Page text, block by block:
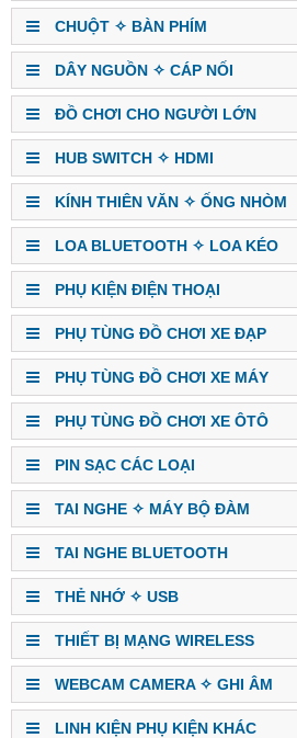
CHUỘT ✧ BÀN PHÍM
DÂY NGUỒN ✧ CÁP NỐI
ĐỒ CHƠI CHO NGƯỜI LỚN
HUB SWITCH ✧ HDMI
KÍNH THIÊN VĂN ✧ ỐNG NHÒM
LOA BLUETOOTH ✧ LOA KÉO
PHỤ KIỆN ĐIỆN THOẠI
PHỤ TÙNG ĐỒ CHƠI XE ĐẠP
PHỤ TÙNG ĐỒ CHƠI XE MÁY
PHỤ TÙNG ĐỒ CHƠI XE ÔTÔ
PIN SẠC CÁC LOẠI
TAI NGHE ✧ MÁY BỘ ĐÀM
TAI NGHE BLUETOOTH
THẺ NHỚ ✧ USB
THIẾT BỊ MẠNG WIRELESS
WEBCAM CAMERA ✧ GHI ÂM
LINH KIỆN PHỤ KIỆN KHÁC